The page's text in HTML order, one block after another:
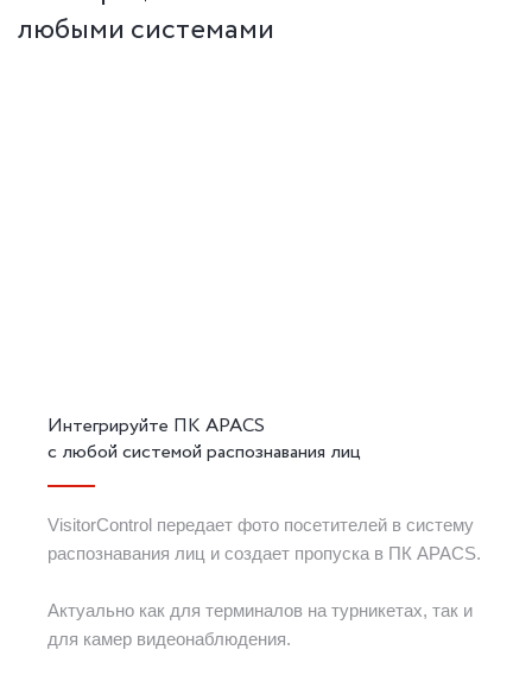
любыми системами
Интегрируйте ПК APACS
с любой системой распознавания лиц
VisitorControl передает фото посетителей в систему
распознавания лиц и создает пропуска в ПК APACS.
Актуально как для терминалов на турникетах, так и
для камер видеонаблюдения.